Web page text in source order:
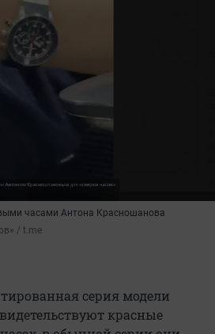
часами Антона Красношанова
/ t.me
серия модели
красные